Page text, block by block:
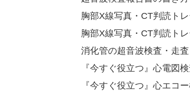
胸部X線写真・CT判読ト
胸部X線写真・CT判読ト
消化管の超音波検査・走
『今すぐ役立つ』心電図
『今すぐ役立つ』心エコ